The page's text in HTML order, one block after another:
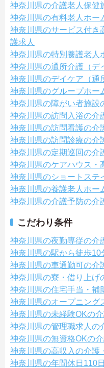
神奈川県の介護老人保健
神奈川県の有料老人ホー
神奈川県のサービス付き
護求人
神奈川県の特別養護老人
神奈川県の通所介護（デ
神奈川県のデイケア（通
神奈川県のグループホー
神奈川県の障がい者施設
神奈川県の訪問入浴の介
神奈川県の訪問看護の介
神奈川県の訪問診療の介
神奈川県の定期巡回の介
神奈川県のケアハウス・
神奈川県のショートステ
神奈川県の養護老人ホー
神奈川県の介護予防の介
こだわり条件
神奈川県の夜勤専従の介
神奈川県の駅から徒歩10
神奈川県の車通勤可の介
神奈川県の寮・借り上げ
神奈川県の住宅手当・補
神奈川県のオープニング
神奈川県の未経験OKの
神奈川県の管理職求人の
神奈川県の無資格OKの
神奈川県の高収入の介護
神奈川県の年間休日110